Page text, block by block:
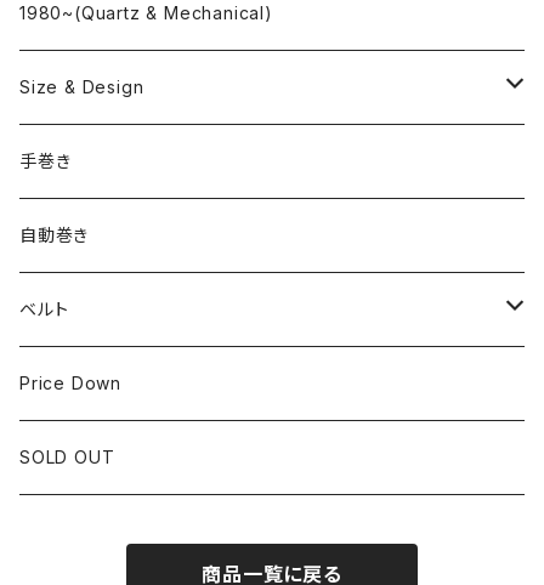
"delve"
海外ブランド
OMEGA
ROLEX
国産ブランド
SEIKO
CITIZEN
1980~(Quartz & Mechanical)
Size & Design
~24.9mm
25mm~29.9mm
30mm~34.9mm
35mm~39.9mm
40mm~
手巻き
自動巻き
ベルト
HIRSCHベルト
SSブレスレット
Price Down
SOLD OUT
商品一覧に戻る